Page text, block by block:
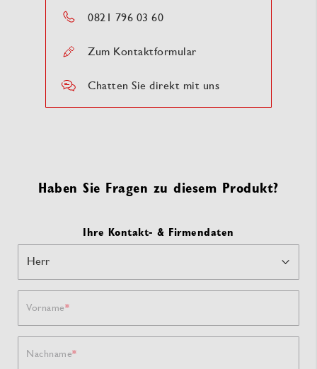
0821 796 03 60
Zum Kontaktformular
Chatten Sie direkt mit uns
Haben Sie Fragen zu diesem Produkt?
Ihre Kontakt- & Firmendaten
Vorname
Nachname